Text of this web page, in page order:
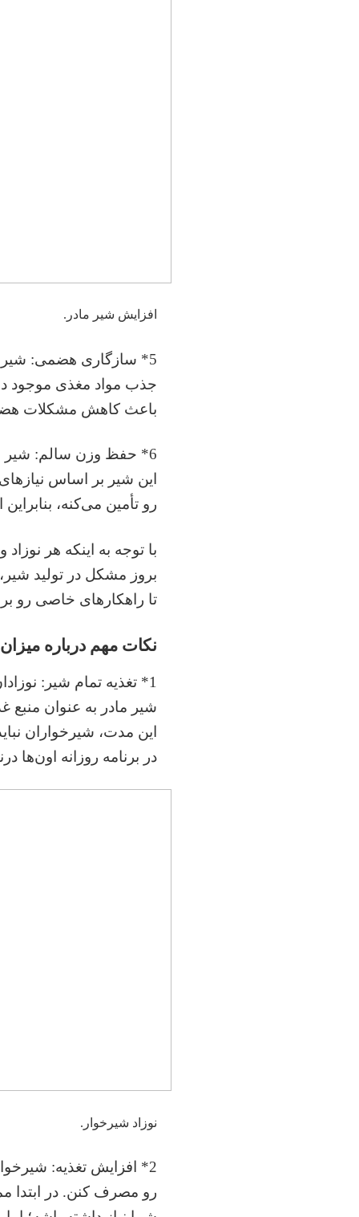
افزایش شیر مادر.
5* سازگاری هضمی: شیر
جذب مواد مغذی موجود
باعث کاهش مشکلات
6* حفظ وزن سالم: شیر
این شیر بر اساس
رو تأمین می‌کنه،
با توجه به اینکه هر
بروز مشکل در تولید
تا راهکارهای خاصی رو
نکات مهم درباره
شیر مادر به عنوان
این مدت، شیرخواران
در برنامه روزانه اون‌ها
نوزاد شیرخوار.
2* افزایش تغذیه: